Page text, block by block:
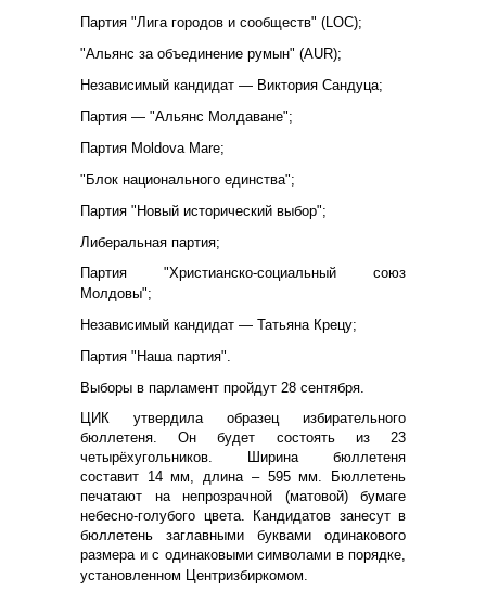
Партия "Лига городов и сообществ" (LOC);
"Альянс за объединение румын" (AUR);
Независимый кандидат — Виктория Сандуца;
Партия — "Альянс Молдаване";
Партия Moldova Mare;
"Блок национального единства";
Партия "Новый исторический выбор";
Либеральная партия;
Партия "Христианско-социальный союз
Молдовы";
Независимый кандидат — Татьяна Крецу;
Партия "Наша партия".
Выборы в парламент пройдут 28 сентября.
ЦИК утвердила образец избирательного
бюллетеня. Он будет состоять из 23
четырёхугольников. Ширина бюллетеня
составит 14 мм, длина – 595 мм. Бюллетень
печатают на непрозрачной (матовой) бумаге
небесно-голубого цвета. Кандидатов занесут в
бюллетень заглавными буквами одинакового
размера и с одинаковыми символами в порядке,
установленном Центризбиркомом.